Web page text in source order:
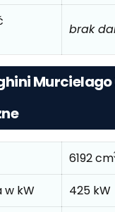
brak
Murcielago
6192 cm
w kW
425 kW